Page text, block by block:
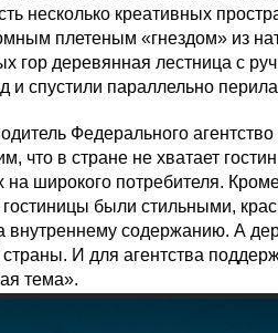
несколько креативных
плетеным «гнездом» из
гор деревянная лестница с
и спустили параллельно
Федерального
что в стране не хватает
на широкого потребителя.
были стильными,
внутреннему содержанию. А
И для агентства
тема».